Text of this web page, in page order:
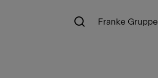
Franke Gruppe